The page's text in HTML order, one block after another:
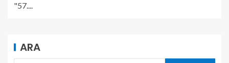
"57....
ARA